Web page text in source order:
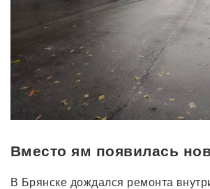
Вместо ям появилась
В Брянске дождался ремонта